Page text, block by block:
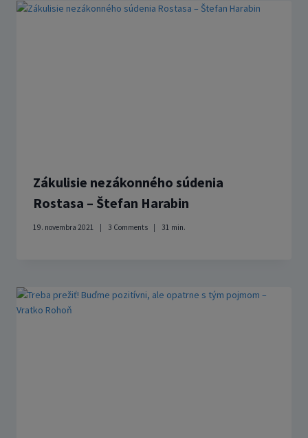
Zákulisie nezákonného súdenia
Rostasa – Štefan Harabin
19. novembra 2021 3 Comments 31 min.